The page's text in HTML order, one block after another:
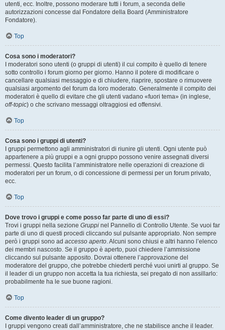
utenti, ecc. Inoltre, possono moderare tutti i forum, a seconda delle
autorizzazioni concesse dal Fondatore della Board (Amministratore
Fondatore).
Top
Cosa sono i moderatori?
I moderatori sono utenti (o gruppi di utenti) il cui compito è quello di tenere
sotto controllo i forum giorno per giorno. Hanno il potere di modificare o
cancellare qualsiasi messaggio e di chiudere, riaprire, spostare o rimuovere
qualsiasi argomento del forum da loro moderato. Generalmente il compito dei
moderatori è quello di evitare che gli utenti vadano «fuori tema» (in inglese,
off-topic) o che scrivano messaggi oltraggiosi ed offensivi.
Top
Cosa sono i gruppi di utenti?
I gruppi permettono agli amministratori di riunire gli utenti. Ogni utente può
appartenere a più gruppi e a ogni gruppo possono venire assegnati diversi
permessi. Questo facilita l’amministratore nelle operazioni di creazione di
moderatori per un forum, o di concessione di permessi per un forum privato,
ecc.
Top
Dove trovo i gruppi e come posso far parte di uno di essi?
Trovi i gruppi nella sezione Gruppi nel Pannello di Controllo Utente. Se vuoi far
parte di uno di questi procedi cliccando sul pulsante appropriato. Non sempre
però i gruppi sono ad accesso aperto. Alcuni sono chiusi e altri hanno l’elenco
dei membri nascosto. Se il gruppo è aperto, puoi chiedere l’ammissione
cliccando sul pulsante apposito. Dovrai ottenere l’approvazione del
moderatore del gruppo, che potrebbe chiederti perché vuoi unirti al gruppo. Se
il leader di un gruppo non accetta la tua richiesta, sei pregato di non assillarlo:
probabilmente ha le sue buone ragioni.
Top
Come divento leader di un gruppo?
I gruppi vengono creati dall’amministratore, che ne stabilisce anche il leader.